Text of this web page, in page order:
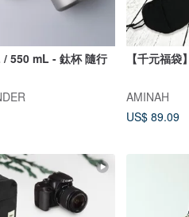
550 mL - 鈦杯 隨行
【千元福
AMINAH
US$ 89.09